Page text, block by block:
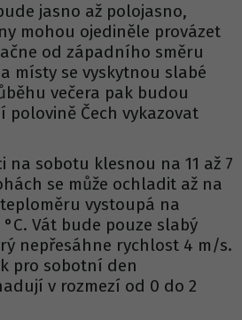
jasno až polojasno,
mohou ojediněle provázet
od západního směru
místy se vyskytnou slabé
večera pak budou
polovině Čech vykazovat
na sobotu klesnou na 11 až 7
se může ochladit až na
vystoupá na
°C. Vát bude pouze slabý
nepřesáhne rychlost 4 m/s.
pro sobotní den
v rozmezí od 0 do 2